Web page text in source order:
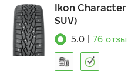
Ikon Character
SUV)
5.0 76